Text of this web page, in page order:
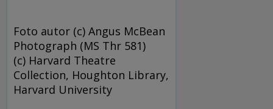
Foto autor (c) Angus McBean
Photograph (MS Thr 581)
(c) Harvard Theatre
Collection, Houghton Library,
Harvard University